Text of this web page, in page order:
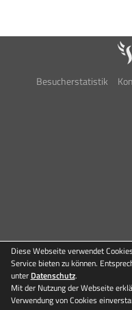
Team
Besucherstatistik
Diese Webseite verwendet
Service bieten zu können.
unter Datenschutz.
Mit der Nutzung der Webseite
Verwendung von Cookies